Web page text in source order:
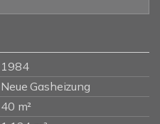
1984
Neue Gasheizung
40 m²